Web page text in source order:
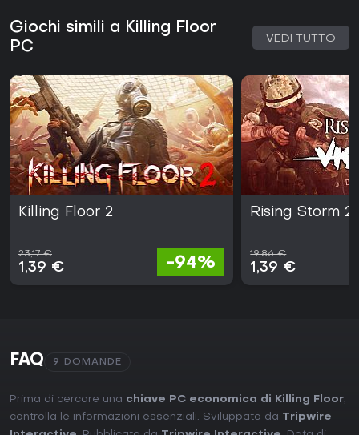
Giochi simili a Killing Floor
PC
VEDI TUTTO
Killing Floor 2
23,17 €
1,39 € -94%
Rising Storm
19,86 €
1,39 €
FAQ 9 DOMANDE
Prima di cercare una chiave PC economica di Killing Floor,
controlla le informazioni essenziali. Sviluppato da Tripwire